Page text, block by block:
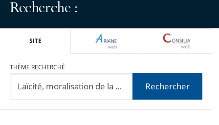
Recherche :
SITE ARIANEWEB
THÈME RECHERCHÉ
Rechercher